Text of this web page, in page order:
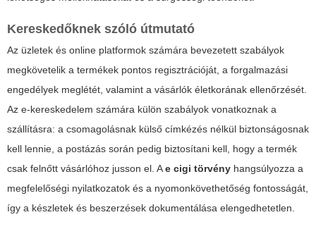
Kereskedőknek szóló útmutató
Az üzletek és online platformok számára bevezetett szabályok
megkövetelik a termékek pontos regisztrációját, a forgalmazási
engedélyek meglétét, valamint a vásárlók életkorának ellenőrzését.
Az e-kereskedelem számára külön szabályok vonatkoznak a
szállításra: a csomagolásnak külső címkézés nélkül biztonságosnak
kell lennie, a postázás során pedig biztosítani kell, hogy a termék
csak felnőtt vásárlóhoz jusson el. Ae cigi törvény hangsúlyozza a
megfelelőségi nyilatkozatok és a nyomonkövethetőség fontosságát,
így a készletek és beszerzések dokumentálása elengedhetetlen.